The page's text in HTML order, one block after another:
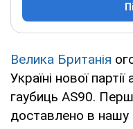
Велика Британія
Україні нової
гаубиць AS90.
доставлено в нашу